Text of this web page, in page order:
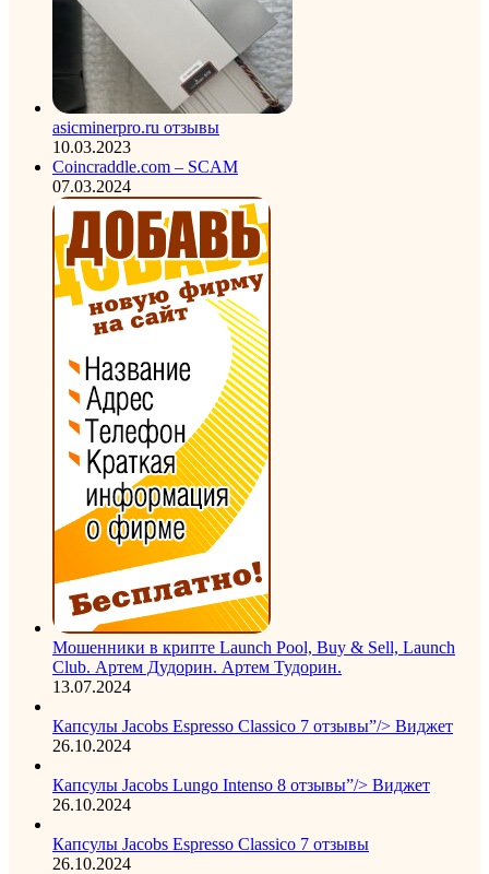
asicminerpro.ru отзывы
10.03.2023
Coincraddle.com – SCAM
07.03.2024
Мошенники в крипте Launch Pool, Buy & Sell, Launch
Club. Артем Дудорин. Артем Тудорин.
13.07.2024
Капсулы Jacobs Espresso Classico 7 отзывы”/> Виджет
26.10.2024
Капсулы Jacobs Lungo Intenso 8 отзывы”/> Виджет
26.10.2024
Капсулы Jacobs Espresso Classico 7 отзывы
26.10.2024